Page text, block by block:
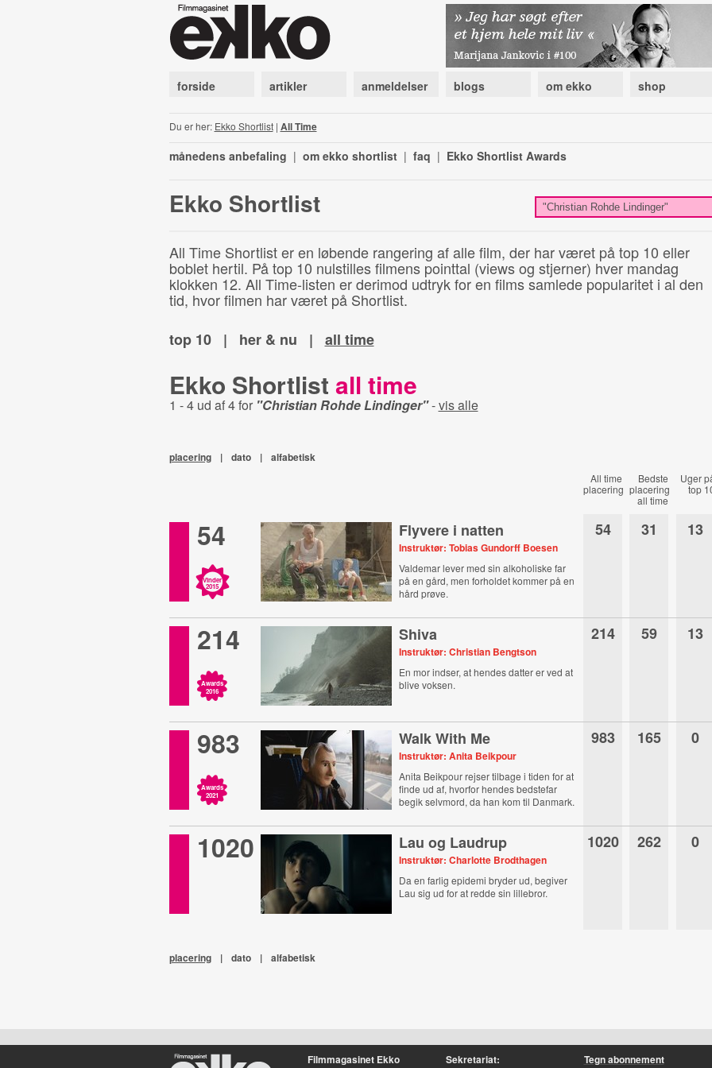
forside artikler anmeldelser blogs om ekko shop
Du er her: Ekko Shortlist| All Time
månedens anbefaling | om ekko shortlist | faq | Ekko Shortlist Awards
Ekko Shortlist
All Time Shortlist er en løbende rangering af alle film, der har været på top 10 eller
boblet hertil. På top 10 nulstilles filmens pointtal (views og stjerner) hver mandag
klokken 12. All Time-listen er derimod udtryk for en films samlede popularitet i al den
tid, hvor filmen har været på Shortlist.
top 10
| her & nu | all time
Ekko Shortlist all time
1 - 4 ud af 4 for "Christian Rohde Lindinger"-vis alle
placering | dato | alfabetisk
All time
placering
Bedste
placering
all time
Uger
top
54
Vinder
2015
Flyvere i natten
Instruktør: Tobias Gundorff Boesen
Valdemar lever med sin alkoholiske far
på en gård, men forholdet kommer på en
hård prøve.
54 31 13
214
Awards
2016
Shiva
Instruktør: Christian Bengtson
En mor indser, at hendes datter er ved at
blive voksen.
214 59 13
983
Awards
2021
Walk With Me
Instruktør: Anita Beikpour
Anita Beikpour rejser tilbage i tiden for at
finde ud af, hvorfor hendes bedstefar
begik selvmord, da han kom til Danmark.
983 165 0
1020 Lau og Laudrup
Instruktør: Charlotte Brodthagen
Da en farlig epidemi bryder ud, begiver
Lau sig ud for at redde sin lillebror.
1020 262 0
placering | dato | alfabetisk
Filmmagasinet Ekko Sekretariat:
Tegn abonnement